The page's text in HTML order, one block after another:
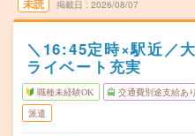
未読 掲載日 2026/08/07
＼16:45定時×駅近／
ライベート充実
職種未経験OK 交通費別途支給あり
派遣